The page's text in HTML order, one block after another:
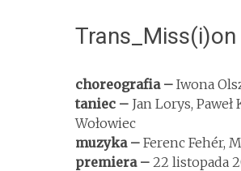
Trans_Miss(i)on
choreografia – Iwona
taniec – Jan Lorys,
Wołowiec
muzyka – Ferenc Fehér,
premiera – 22 listopada